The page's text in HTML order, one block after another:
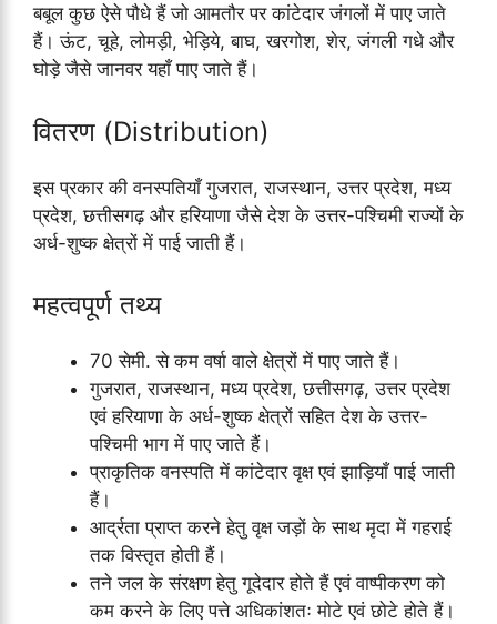
बबूल कुछ ऐसे पौधे हैं जो आमतौर पर कांटेदार जंगलों में पाए जाते
हैं। ऊंट, चूहे, लोमड़ी, भेड़िये, बाघ, खरगोश, शेर, जंगली गधे और
घोड़े जैसे जानवर यहाँ पाए जाते हैं।
वितरण (Distribution)
इस प्रकार की वनस्पतियाँ गुजरात, राजस्थान, उत्तर प्रदेश, मध्य
प्रदेश, छत्तीसगढ़ और हरियाणा जैसे देश के उत्तर-पश्चिमी राज्यों के
अर्ध-शुष्क क्षेत्रों में पाई जाती हैं।
महत्वपूर्ण तथ्य
70 सेमी. से कम वर्षा वाले क्षेत्रों में पाए जाते हैं।
गुजरात, राजस्थान, मध्य प्रदेश, छत्तीसगढ़, उत्तर प्रदेश
एवं हरियाणा के अर्ध-शुष्क क्षेत्रों सहित देश के उत्तर-
पश्चिमी भाग में पाए जाते हैं।
प्राकृतिक वनस्पति में कांटेदार वृक्ष एवं झाड़ियाँ पाई जाती
हैं।
आर्द्रता प्राप्त करने हेतु वृक्ष जड़ों के साथ मृदा में गहराई
तक विस्तृत होती हैं।
तने जल के संरक्षण हेतु गूदेदार होते हैं एवं वाष्पीकरण को
कम करने के लिए पत्ते अधिकांशतः मोटे एवं छोटे होते हैं।